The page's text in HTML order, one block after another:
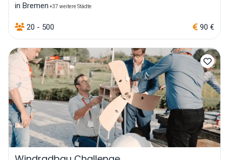
in Bremen +37 weitere Städte
20 - 500 90 €